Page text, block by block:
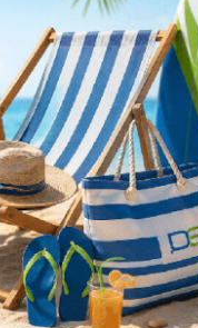
Ένδυση
80015
(0